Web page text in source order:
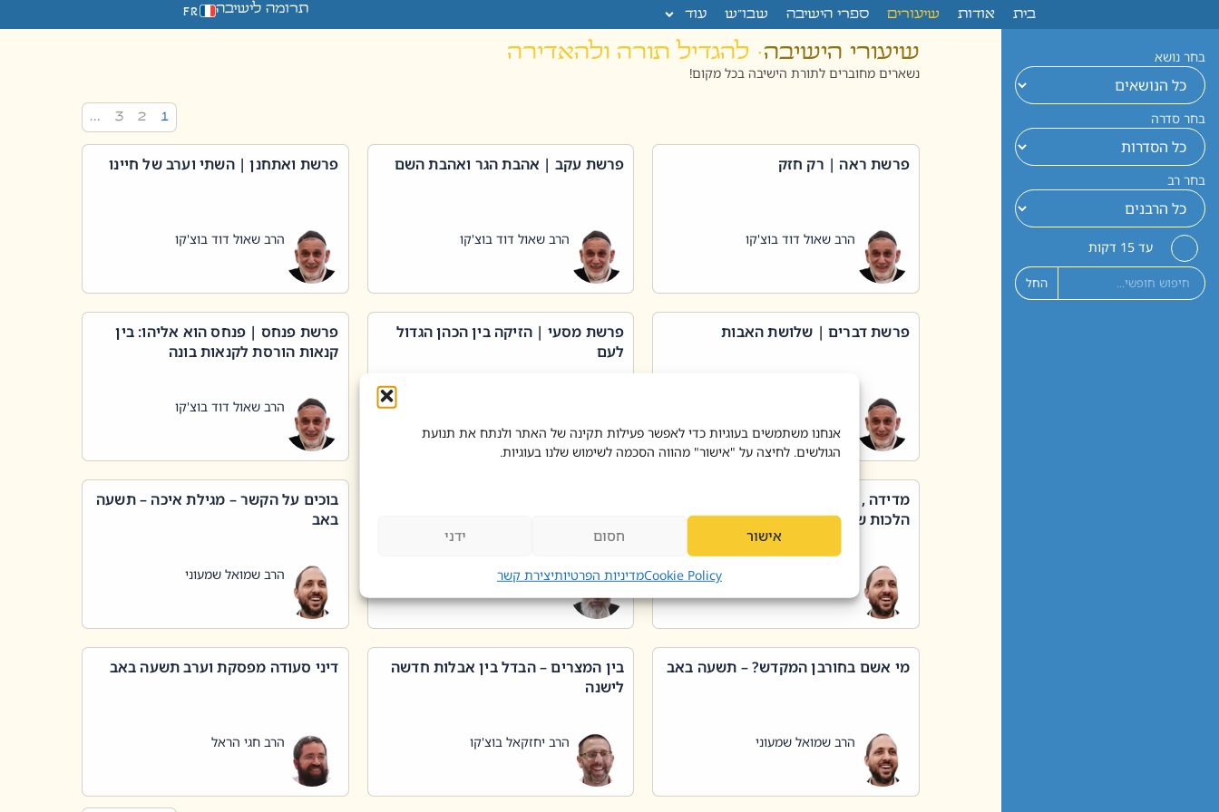
אנחנו משתמשים בעוגיות כדי לאפשר פעילות תקינה של האתר ולנתח את תנועת
הגולשים. לחיצה על "אישור" מהווה הסכמה לשימוש שלנו בעוגיות.
אישור חסום ידני
Cookie Policyמדיניות הפרטיותיצירת קשר
בית אודות שיעורים ספרי הישיבה שבו”ש עוד תרומה לישיבה FR
בחר נושא
בחר סדרה
בחר רב
עד 15 דקות
החל
שיעורי הישיבה· להגדיל תורה ולהאדירה
נשארים מחוברים לתורת הישיבה בכל מקום!
1
2
3
…
פרשת ראה | רק חזק
הרב שאול דוד בוצ'קו
פרשת עקב | אהבת הגר ואהבת השם
הרב שאול דוד בוצ'קו
פרשת ואתחנן | השתי וערב של חיינו
הרב שאול דוד בוצ'קו
פרשת דברים | שלושת האבות
פרשת מסעי | הזיקה בין הכהן הגדול
לעם
פרשת פנחס | פנחס הוא אליהו: בין
קנאות הורסת לקנאות בונה
הרב שאול דוד בוצ'קו
מדידה , קניה , שטיפת כלים בשבת –
הלכות שבת – סימן שכג
הרב יאיר בידני
בוכים על הקשר – מגילת איכה – תשעה
באב
הרב שמואל שמעוני
מי אשם בחורבן המקדש? – תשעה באב
הרב שמואל שמעוני
בין המצרים – הבדל בין אבלות חדשה
לישנה
הרב יחזקאל בוצ'קו
דיני סעודה מפסקת וערב תשעה באב
הרב חגי הראל